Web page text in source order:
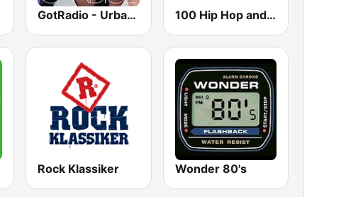
GotRadio - Urban Lounge 100 Hip Hop and RNB FM
Rock Klassiker Wonder 80's